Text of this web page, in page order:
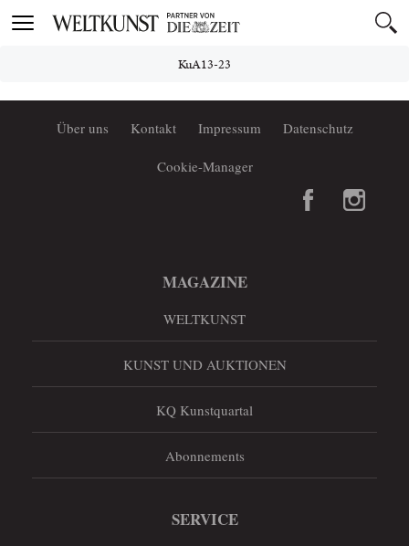
Toggle
KuA13-23
Über uns Kontakt Impressum Datenschutz
Cookie-Manager
MAGAZINE
WELTKUNST
KUNST UND AUKTIONEN
KQ Kunstquartal
Abonnements
SERVICE